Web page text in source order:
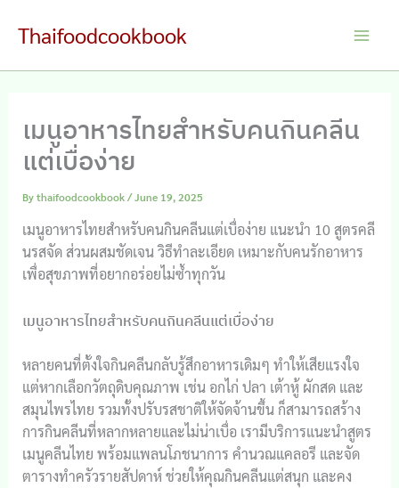
Thaifoodcookbook
เมนูอาหารไทยสำหรับคนกินคลีน
แต่เบื่อง่าย
Bythaifoodcookbook/June 19, 2025
เมนูอาหารไทยสำหรับคนกินคลีนแต่เบื่อง่าย แนะนำ 10 สูตรคลี
นรสจัด ส่วนผสมชัดเจน วิธีทำละเอียด เหมาะกับคนรักอาหาร
เพื่อสุขภาพที่อยากอร่อยไม่ซ้ำทุกวัน
เมนูอาหารไทยสำหรับคนกินคลีนแต่เบื่อง่าย
หลายคนที่ตั้งใจกินคลีนกลับรู้สึกอาหารเดิมๆ ทำให้เสียแรงใจ
แต่หากเลือกวัตถุดิบคุณภาพ เช่น อกไก่ ปลา เต้าหู้ ผักสด และ
สมุนไพรไทย รวมทั้งปรับรสชาติให้จัดจ้านขึ้น ก็สามารถสร้าง
การกินคลีนที่หลากหลายและไม่น่าเบื่อ เรามีบริการแนะนำสูตร
เมนูคลีนไทย พร้อมแพลนโภชนาการ คำนวณแคลอรี และจัด
ตารางทำครัวรายสัปดาห์ ช่วยให้คุณกินคลีนแต่สนุก และคง